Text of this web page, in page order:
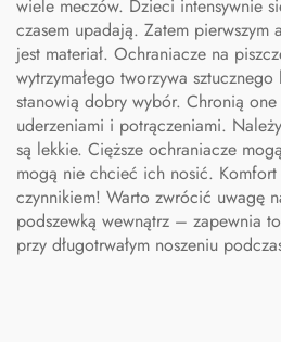
wiele meczów. Dzieci intensywnie
czasem upadają. Zatem pierwszym
jest materiał. Ochraniacze na
wytrzymałego tworzywa
stanowią dobry wybór. Chronią one
uderzeniami i potrączeniami.
są lekkie. Cięższe ochraniacze
mogą nie chcieć ich nosić.
czynnikiem! Warto zwrócić uwagę
podszewką wewnątrz – zapewnia
przy długotrwałym noszeniu